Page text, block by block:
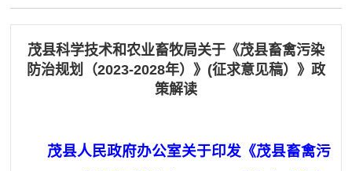
茂县科学技术和农业畜牧局关于《茂县畜禽污染
防治规划（2023-2028年）》(征求意见稿）》政
策解读
茂县人民政府办公室关于印发《茂县畜禽污